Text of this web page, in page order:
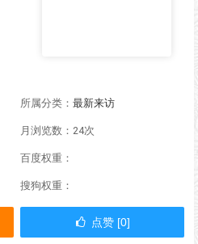
所属分类： 最新来访
月浏览数：24次
百度权重：
搜狗权重：
点赞 [0]